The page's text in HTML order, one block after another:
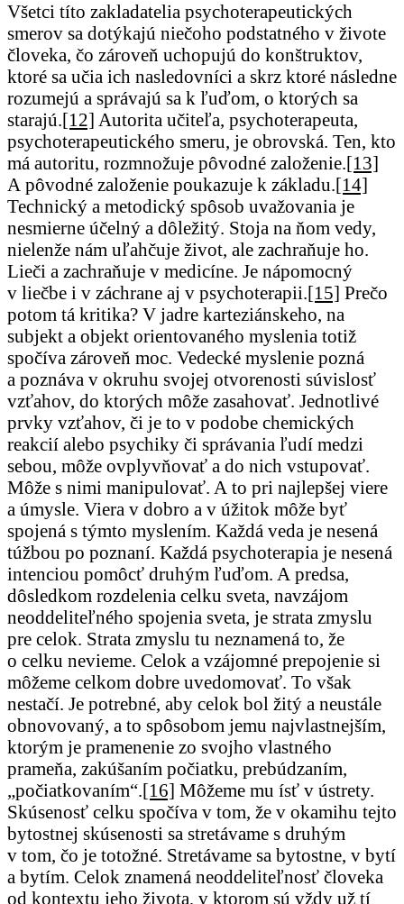
Všetci títo zakladatelia psychoterapeutických
smerov sa dotýkajú niečoho podstatného v živote
človeka, čo zároveň uchopujú do konštruktov,
ktoré sa učia ich nasledovníci a skrz ktoré následne
rozumejú a správajú sa k ľuďom, o ktorých sa
starajú.[12] Autorita učiteľa, psychoterapeuta,
psychoterapeutického smeru, je obrovská. Ten, kto
má autoritu, rozmnožuje pôvodné založenie.[13]
A pôvodné založenie poukazuje k základu.[14]
Technický a metodický spôsob uvažovania je
nesmierne účelný a dôležitý. Stoja na ňom vedy,
nielenže nám uľahčuje život, ale zachraňuje ho.
Lieči a zachraňuje v medicíne. Je nápomocný
v liečbe i v záchrane aj v psychoterapii.[15] Prečo
potom tá kritika? V jadre karteziánskeho, na
subjekt a objekt orientovaného myslenia totiž
spočíva zároveň moc. Vedecké myslenie pozná
a poznáva v okruhu svojej otvorenosti súvislosť
vzťahov, do ktorých môže zasahovať. Jednotlivé
prvky vzťahov, či je to v podobe chemických
reakcií alebo psychiky či správania ľudí medzi
sebou, môže ovplyvňovať a do nich vstupovať.
Môže s nimi manipulovať. A to pri najlepšej viere
a úmysle. Viera v dobro a v úžitok môže byť
spojená s týmto myslením. Každá veda je nesená
túžbou po poznaní. Každá psychoterapia je nesená
intenciou pomôcť druhým ľuďom. A predsa,
dôsledkom rozdelenia celku sveta, navzájom
neoddeliteľného spojenia sveta, je strata zmyslu
pre celok. Strata zmyslu tu neznamená to, že
o celku nevieme. Celok a vzájomné prepojenie si
môžeme celkom dobre uvedomovať. To však
nestačí. Je potrebné, aby celok bol žitý a neustále
obnovovaný, a to spôsobom jemu najvlastnejším,
ktorým je pramenenie zo svojho vlastného
prameňa, zakúšaním počiatku, prebúdzaním,
„počiatkovaním“.[16] Môžeme mu ísť v ústrety.
Skúsenosť celku spočíva v tom, že v okamihu tejto
bytostnej skúsenosti sa stretávame s druhým
v tom, čo je totožné. Stretávame sa bytostne, v bytí
a bytím. Celok znamená neoddeliteľnosť človeka
od kontextu jeho života, v ktorom sú vždy už tí